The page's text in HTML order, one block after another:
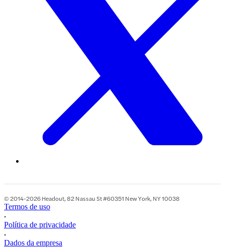
© 2014-2026 Headout, 82 Nassau St #60351 New York, NY 10038
Termos de uso
•
Política de privacidade
•
Dados da empresa